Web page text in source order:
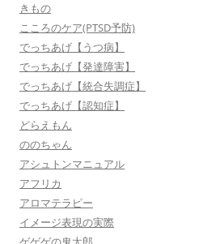
きもの
こころのケア(PTSD予防)
でっちあげ【うつ病】
でっちあげ【発達障害】
でっちあげ【統合失調症】
でっちあげ【認知症】
どらえもん
ののちゃん
アシュトンマニュアル
アフリカ
アロマテラピー
イメージ表現の実際